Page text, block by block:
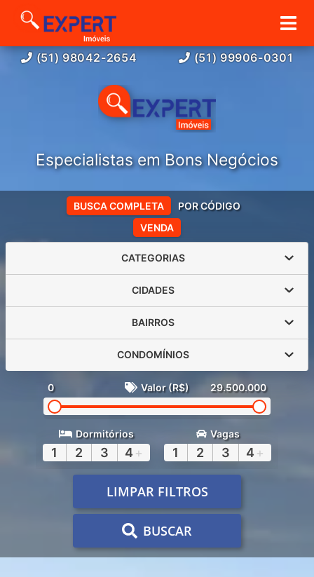
(51) 98042-2654 (51) 99906-0301
Especialistas em Bons Negócios
VENDA
BUSCA COMPLETA POR CÓDIGO
CATEGORIAS
CIDADES
BAIRROS
CONDOMÍNIOS
0 Valor (R$) 29.500.000
Dormitórios
1 2 3 4 +
Vagas
1 2 3 4 +
LIMPAR FILTROS
BUSCAR